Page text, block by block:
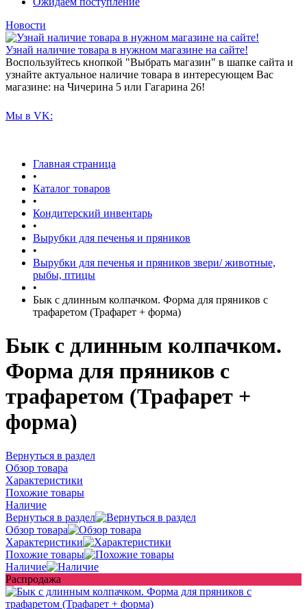
Новости
Узнай наличие товара в нужном магазине на сайте!
Воспользуйтесь кнопкой "Выбрать магазин" в шапке сайта и
узнайте актуальное наличие товара в интересующем Вас
магазине: на Чичерина 5 или Гагарина 26!
Мы в VK:
Главная страница
•
Каталог товаров
•
Кондитерский инвентарь
•
Вырубки для печенья и пряников
•
Вырубки для печенья и пряников звери/ животные,
рыбы, птицы
•
Бык с длинным колпачком. Форма для пряников с
трафаретом (Трафарет + форма)
Бык с длинным колпачком.
Форма для пряников с
трафаретом (Трафарет +
форма)
Вернуться в раздел
Обзор товара
Характеристики
Похожие товары
Наличие
Вернуться в раздел
Обзор товара
Характеристики
Похожие товары
Наличие
Распродажа